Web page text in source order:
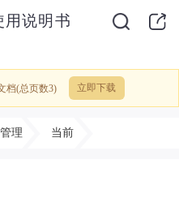
用说明书
档(总页数3) 立即下载
理 当前